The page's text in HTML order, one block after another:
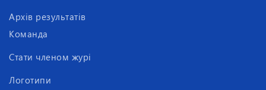
Архів результатів
Команда
Стати членом журі
Логотипи